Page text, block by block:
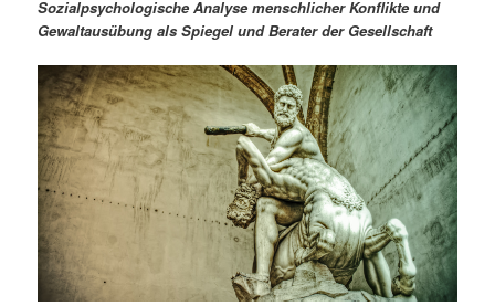
r
e
n
I
n
d
ä
r
e
n
n
a
a
t
i
o
n
Sozialpsychologische Analyse menschlicher Konflikte und
Gewaltausübung als Spiegel und Berater der Gesellschaft